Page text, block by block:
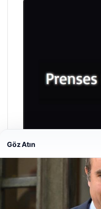
Prenses Night Club
Nisan 29, 2026
Göz Atın